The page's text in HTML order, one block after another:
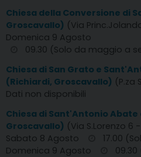
Chiesa della Conversione di
Groscavallo) (Via
Domenica 9 Agosto
09.30 (Solo da maggio a
Chiesa di San Grato e
(Richiardi, Groscavallo) (P.za
Dati non disponibili
Chiesa di Sant'Antonio Abate
Groscavallo) (Via S.Lorenzo 6
Sabato 8 Agosto
17.00
Domenica 9 Agosto